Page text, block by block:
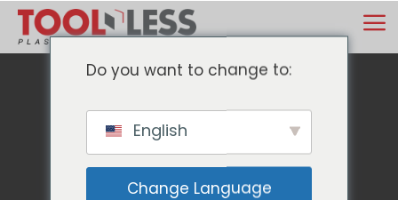
Skip
content
Blog
Do you want to change to:
English
Change Language